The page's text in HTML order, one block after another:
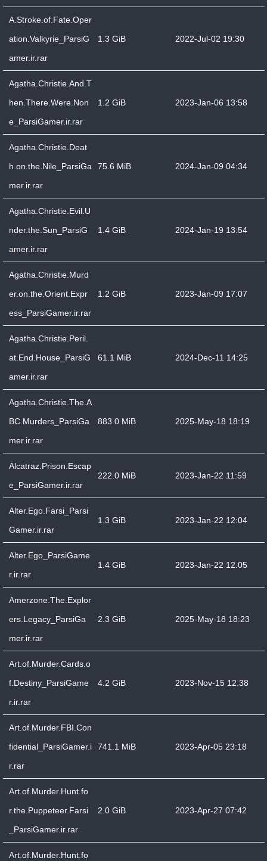
A.Stroke.of.Fate.Oper
ation.Valkyrie_ParsiG
amer.ir.rar
1.3 GiB 2022-Jul-02 19:30
Agatha.Christie.And.T
hen.There.Were.Non
e_ParsiGamer.ir.rar
1.2 GiB 2023-Jan-06 13:58
Agatha.Christie.Deat
h.on.the.Nile_ParsiGa
mer.ir.rar
75.6 MiB 2024-Jan-09 04:34
Agatha.Christie.Evil.U
nder.the.Sun_ParsiG
amer.ir.rar
1.4 GiB 2024-Jan-19 13:54
Agatha.Christie.Murd
er.on.the.Orient.Expr
ess_ParsiGamer.ir.rar
1.2 GiB 2023-Jan-09 17:07
Agatha.Christie.Peril.
at.End.House_ParsiG
amer.ir.rar
61.1 MiB 2024-Dec-11 14:25
Agatha.Christie.The.A
BC.Murders_ParsiGa
mer.ir.rar
883.0 MiB 2025-May-18 18:19
Alcatraz.Prison.Escap
e_ParsiGamer.ir.rar
222.0 MiB 2023-Jan-22 11:59
Alter.Ego.Farsi_Parsi
Gamer.ir.rar
1.3 GiB 2023-Jan-22 12:04
Alter.Ego_ParsiGame
r.ir.rar
1.4 GiB 2023-Jan-22 12:05
Amerzone.The.Explor
ers.Legacy_ParsiGa
mer.ir.rar
2.3 GiB 2025-May-18 18:23
Art.of.Murder.Cards.o
f.Destiny_ParsiGame
r.ir.rar
4.2 GiB 2023-Nov-15 12:38
Art.of.Murder.FBI.Con
fidential_ParsiGamer.i
r.rar
741.1 MiB 2023-Apr-05 23:18
Art.of.Murder.Hunt.fo
r.the.Puppeteer.Farsi
_ParsiGamer.ir.rar
2.0 GiB 2023-Apr-27 07:42
Art.of.Murder.Hunt.fo